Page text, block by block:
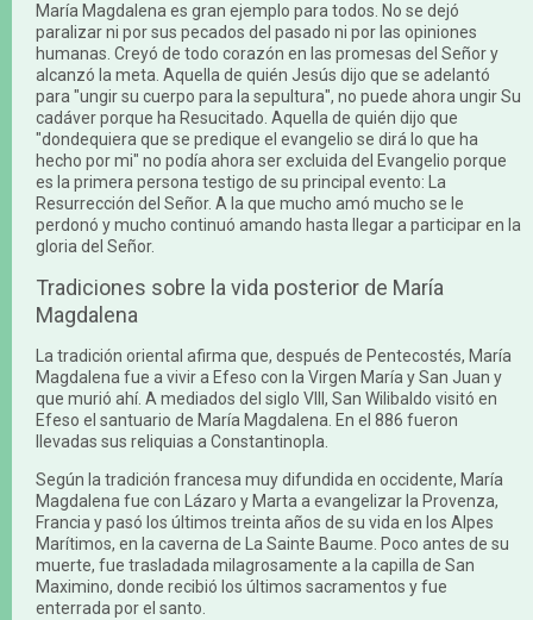
María Magdalena es gran ejemplo para todos. No se dejó
paralizar ni por sus pecados del pasado ni por las opiniones
humanas. Creyó de todo corazón en las promesas del Señor y
alcanzó la meta. Aquella de quién Jesús dijo que se adelantó
para "ungir su cuerpo para la sepultura", no puede ahora ungir Su
cadáver porque ha Resucitado. Aquella de quién dijo que
"dondequiera que se predique el evangelio se dirá lo que ha
hecho por mi" no podía ahora ser excluida del Evangelio porque
es la primera persona testigo de su principal evento: La
Resurrección del Señor. A la que mucho amó mucho se le
perdonó y mucho continuó amando hasta llegar a participar en la
gloria del Señor.
Tradiciones sobre la vida posterior de María
Magdalena
La tradición oriental afirma que, después de Pentecostés, María
Magdalena fue a vivir a Efeso con la Virgen María y San Juan y
que murió ahí. A mediados del siglo VIII, San Wilibaldo visitó en
Efeso el santuario de María Magdalena. En el 886 fueron
llevadas sus reliquias a Constantinopla.
Según la tradición francesa muy difundida en occidente, María
Magdalena fue con Lázaro y Marta a evangelizar la Provenza,
Francia y pasó los últimos treinta años de su vida en los Alpes
Marítimos, en la caverna de La Sainte Baume. Poco antes de su
muerte, fue trasladada milagrosamente a la capilla de San
Maximino, donde recibió los últimos sacramentos y fue
enterrada por el santo.